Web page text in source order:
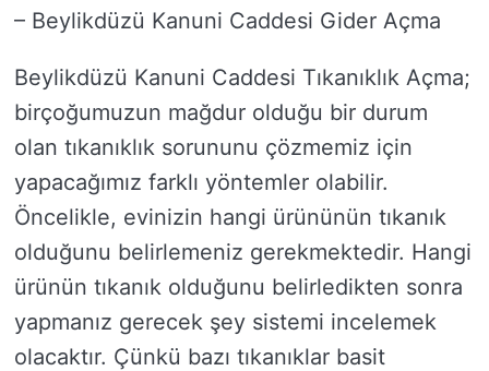
– Beylikdüzü Kanuni Caddesi Gider Açma
Beylikdüzü Kanuni Caddesi Tıkanıklık Açma;
birçoğumuzun mağdur olduğu bir durum
olan tıkanıklık sorununu çözmemiz için
yapacağımız farklı yöntemler olabilir.
Öncelikle, evinizin hangi ürününün tıkanık
olduğunu belirlemeniz gerekmektedir. Hangi
ürünün tıkanık olduğunu belirledikten sonra
yapmanız gerecek şey sistemi incelemek
olacaktır. Çünkü bazı tıkanıklar basit